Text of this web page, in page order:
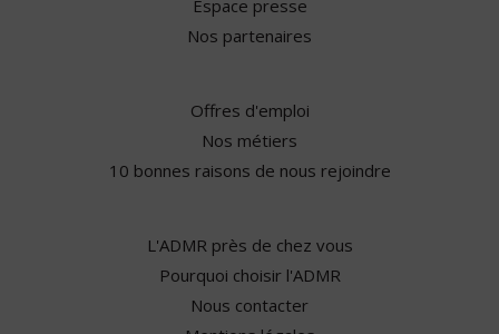
Espace presse
Nos partenaires
Offres d'emploi
Nos métiers
10 bonnes raisons de nous rejoindre
L'ADMR près de chez vous
Pourquoi choisir l'ADMR
Nous contacter